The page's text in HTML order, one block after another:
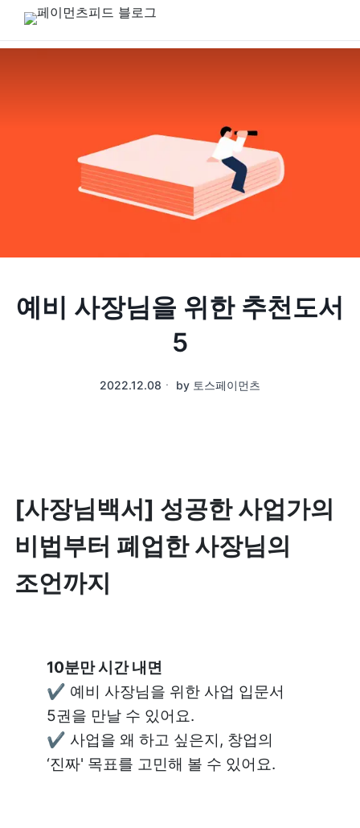
예비 사장님을 위한 추천도서
5
2022.12.08 ㆍ by 토스페이먼츠
[사장님백서] 성공한 사업가의
비법부터 폐업한 사장님의
조언까지
✔️ 예비 사장님을 위한 사업 입문서
5권을 만날 수 있어요.
✔️ 사업을 왜 하고 싶은지, 창업의
‘진짜' 목표를 고민해 볼 수 있어요.